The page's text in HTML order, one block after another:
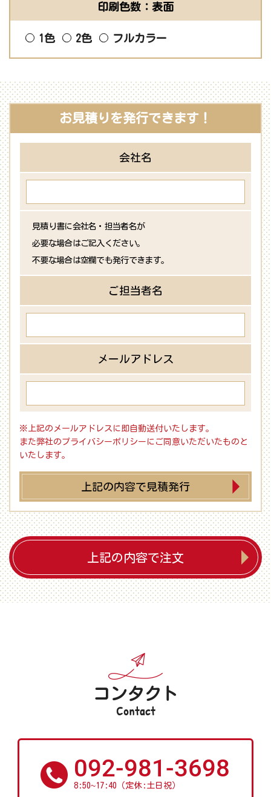
印刷色数：表面
1色 2色 フルカラー
お見積りを発行できます！
会社名
見積り書に会社名・担当者名が
必要な場合はご記入ください。
不要な場合は空欄でも発行できます。
ご担当者名
メールアドレス
※上記のメールアドレスに即自動送付いたします。
また弊社のプライバシーポリシーにご同意いただいたものと
いたします。
上記の内容で見積発行
上記の内容で注文
コンタクト
Contact
092-981-3698
8:50~17:40（定休:土日祝）